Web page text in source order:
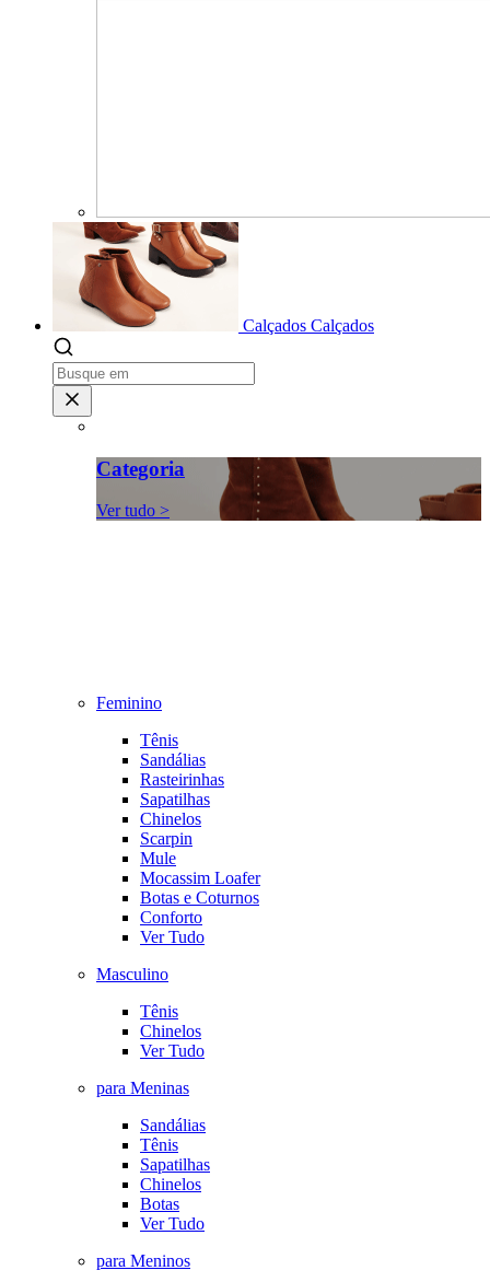
Calçados Calçados
Categoria
Ver tudo >
Feminino
Tênis
Sandálias
Rasteirinhas
Sapatilhas
Chinelos
Scarpin
Mule
Mocassim Loafer
Botas e Coturnos
Conforto
Ver Tudo
Masculino
Tênis
Chinelos
Ver Tudo
para Meninas
Sandálias
Tênis
Sapatilhas
Chinelos
Botas
Ver Tudo
para Meninos